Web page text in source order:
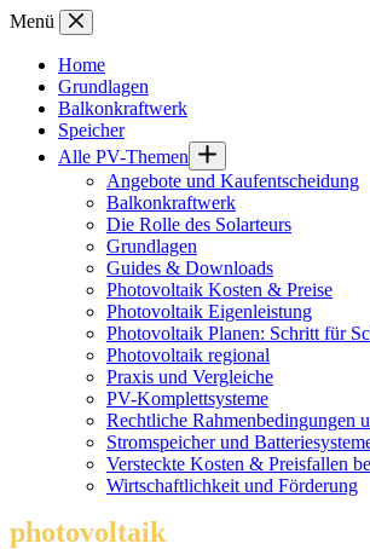
Zum
springen
Menü
Home
Grundlagen
Balkonkraftwerk
Speicher
Alle PV-Themen
Angebote und Kaufentscheidung
Balkonkraftwerk
Die Rolle des Solarteurs
Grundlagen
Guides & Downloads
Photovoltaik Kosten & Preise
Photovoltaik Eigenleistung
Photovoltaik Planen: Schritt für
Photovoltaik regional
Praxis und Vergleiche
PV-Komplettsysteme
Rechtliche Rahmenbedingungen
Stromspeicher und
Versteckte Kosten & Preisfallen
Wirtschaftlichkeit und Förderung
photovoltaik